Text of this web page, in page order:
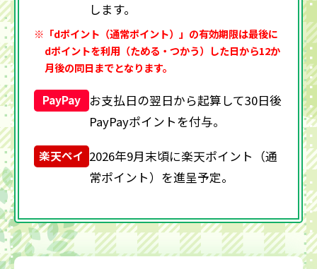
します。
※「dポイント（通常ポイント）」の有効期限は最後に
dポイントを利用（ためる・つかう）した日から12か
月後の同日までとなります。
PayPay お支払日の翌日から起算して30日後
PayPayポイントを付与。
楽天ペイ 2026年9月末頃に楽天ポイント（通
常ポイント）を進呈予定。